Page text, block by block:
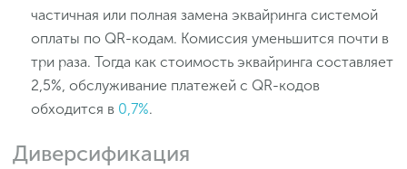
частичная или полная замена эквайринга системой
оплаты по QR-кодам. Комиссия уменьшится почти в
три раза. Тогда как стоимость эквайринга составляет
2,5%, обслуживание платежей с QR-кодов
обходится в 0,7%.
Диверсификация